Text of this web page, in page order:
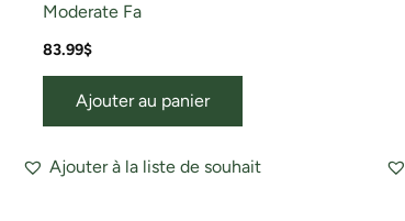
Moderate Fa
83.99$
Ajouter au panier
Ajouter à la liste de souhait